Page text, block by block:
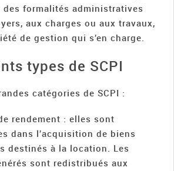
des formalités administratives
aux charges ou aux travaux,
de gestion qui s’en charge.
types de SCPI
catégories de SCPI :
rendement : elles sont
dans l’acquisition de biens
destinés à la location. Les
sont redistribués aux